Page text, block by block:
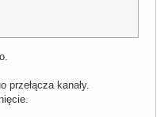
kanały.